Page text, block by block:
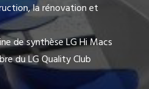
la rénovation et
de synthèse LG Hi Macs
du LG Quality Club